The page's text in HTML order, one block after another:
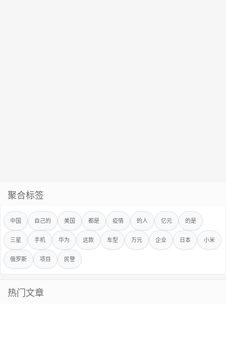
聚合标签
中国 自己的 美国 都是 疫情 的人 亿元 的是
三星 手机 华为 这款 车型 万元 企业 日本 小米
俄罗斯 项目 民警
热门文章